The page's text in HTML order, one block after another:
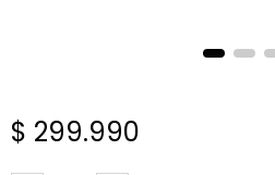
$ 299.990